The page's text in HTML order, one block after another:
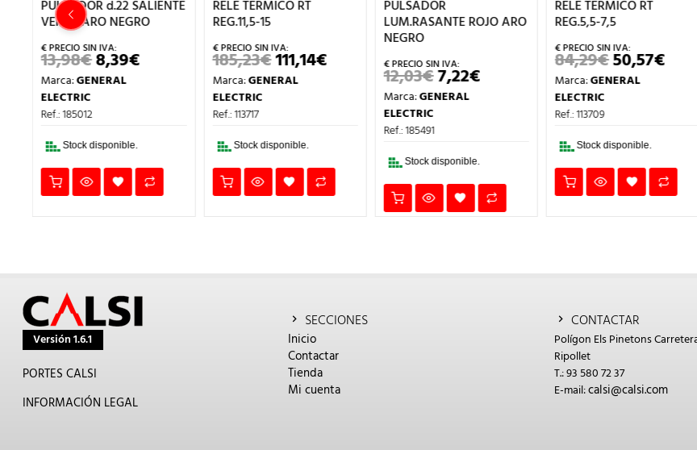
PULSADOR d.22 SALIENTE
VERDE ARO NEGRO
13,98€EL
PRECIO
ORIGINAL
8,39€EL
PRECIO
Marca:GENERAL
ELECTRIC
Ref.: 185012
Stock disponible.
RELE TERMICO RT
REG.11,5-15
185,23€EL
PRECIO
ORIGINAL
111,14€EL
PRECIO
ACTUAL
Marca:GENERAL
ELECTRIC
Ref.: 113717
Stock disponible.
PULSADOR
LUM.RASANTE ROJO ARO
NEGRO
12,03€EL
PRECIO
ORIGINAL
7,22€EL
PRECIO
Marca:GENERAL
ELECTRIC
Ref.: 185491
Stock disponible.
RELE TERMICO RT
REG.5,5-7,5
84,29€EL
PRECIO
ORIGINAL
50,57€EL
Marca:GENERAL
ELECTRIC
Ref.: 113709
Stock disponible.
Versión 1.6.1
PORTES CALSI
INFORMACIÓN LEGAL
SECCIONES
Inicio
Contactar
Tienda
Mi cuenta
CONTACTAR
Polígon Els Pinetons
Ripollet
T.: 93 580 72 37
E-mail:calsi@calsi.com